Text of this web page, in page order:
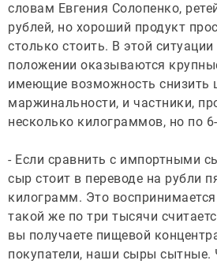
словам Евгения Солопенко,
рублей, но хороший продукт
столько стоить. В этой
положении оказываются
имеющие возможность снизить
маржинальности, и частники,
несколько килограммов, но по
- Если сравнить с импортными
сыр стоит в переводе на рубли
килограмм. Это
такой же по три тысячи
вы получаете пищевой
покупатели, наши сыры сытные.